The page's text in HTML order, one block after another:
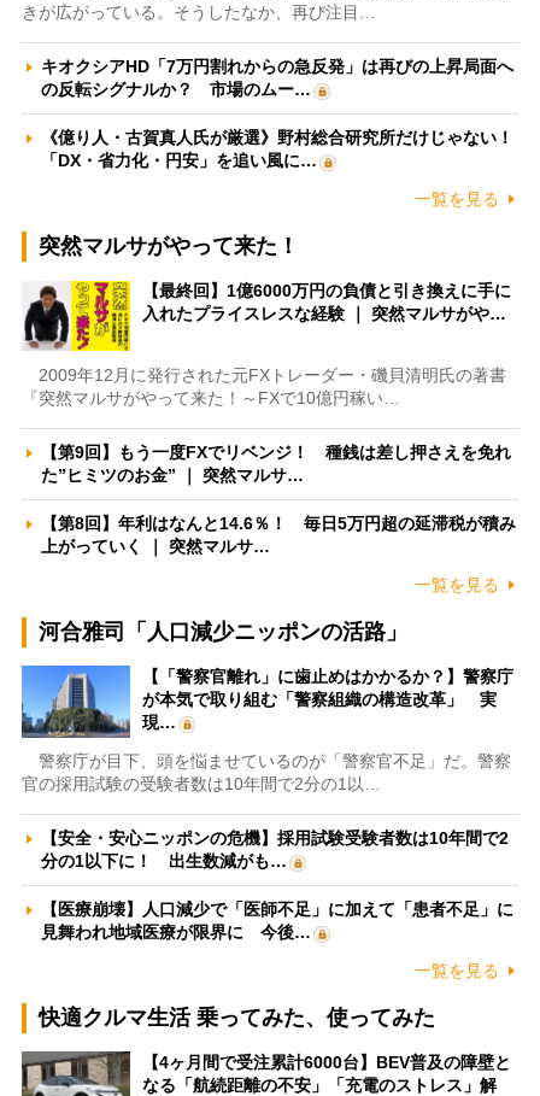
きが広がっている。そうしたなか、再び注目…
キオクシアHD「7万円割れからの急反発」は再びの上昇局面へ
の反転シグナルか？ 市場のムー…
《億り人・古賀真人氏が厳選》野村総合研究所だけじゃない！
「DX・省力化・円安」を追い風に…
一覧を見る
突然マルサがやって来た！
【最終回】1億6000万円の負債と引き換えに手に
入れたプライスレスな経験 ｜ 突然マルサがや…
2009年12月に発行された元FXトレーダー・磯貝清明氏の著書
『突然マルサがやって来た！～FXで10億円稼い…
【第9回】もう一度FXでリベンジ！ 種銭は差し押さえを免れ
た”ヒミツのお金” ｜ 突然マルサ…
【第8回】年利はなんと14.6％！ 毎日5万円超の延滞税が積み
上がっていく ｜ 突然マルサ…
一覧を見る
河合雅司「人口減少ニッポンの活路」
【「警察官離れ」に歯止めはかかるか？】警察庁
が本気で取り組む「警察組織の構造改革」 実
現…
警察庁が目下、頭を悩ませているのが「警察官不足」だ。警察
官の採用試験の受験者数は10年間で2分の1以…
【安全・安心ニッポンの危機】採用試験受験者数は10年間で2
分の1以下に！ 出生数減がも…
【医療崩壊】人口減少で「医師不足」に加えて「患者不足」に
見舞われ地域医療が限界に 今後…
一覧を見る
快適クルマ生活 乗ってみた、使ってみた
【4ヶ月間で受注累計6000台】BEV普及の障壁と
なる「航続距離の不安」「充電のストレス」解